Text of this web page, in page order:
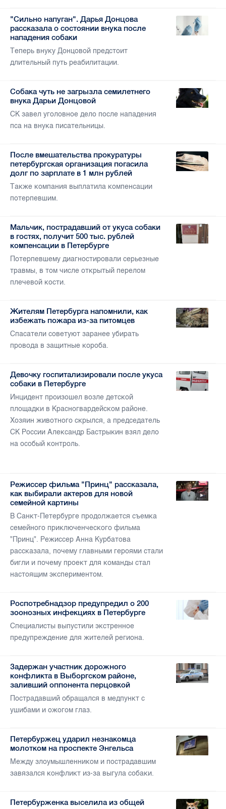
"Сильно напуган". Дарья Донцова
рассказала о состоянии внука после
нападения собаки
Теперь внуку Донцовой предстоит
длительный путь реабилитации.
Собака чуть не загрызла семилетнего
внука Дарьи Донцовой
СК завел уголовное дело после нападения
пса на внука писательницы.
После вмешательства прокуратуры
петербургская организация погасила
долг по зарплате в 1 млн рублей
Также компания выплатила компенсации
потерпевшим.
Мальчик, пострадавший от укуса собаки
в гостях, получит 500 тыс. рублей
компенсации в Петербурге
Потерпевшему диагностировали серьезные
травмы, в том числе открытый перелом
плечевой кости.
Жителям Петербурга напомнили, как
избежать пожара из-за питомцев
Спасатели советуют заранее убирать
провода в защитные короба.
Девочку госпитализировали после укуса
собаки в Петербурге
Инцидент произошел возле детской
площадки в Красногвардейском районе.
Хозяин животного скрылся, а председатель
СК России Александр Бастрыкин взял дело
на особый контроль.
Режиссер фильма "Принц" рассказала,
как выбирали актеров для новой
семейной картины
В Санкт-Петербурге продолжается съемка
семейного приключенческого фильма
"Принц". Режиссер Анна Курбатова
рассказала, почему главными героями стали
бигли и почему проект для команды стал
настоящим экспериментом.
Роспотребнадзор предупредил о 200
зоонозных инфекциях в Петербурге
Специалисты выпустили экстренное
предупреждение для жителей региона.
Задержан участник дорожного
конфликта в Выборгском районе,
заливший оппонента перцовкой
Пострадавший обращался в медпункт с
ушибами и ожогом глаз.
Петербуржец ударил незнакомца
молотком на проспекте Энгельса
Между злоумышленником и пострадавшим
завязался конфликт из-за выгула собаки.
Петербурженка выселила из общей